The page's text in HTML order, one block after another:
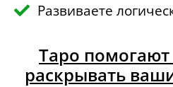
Развиваете
Таро помогают
раскрывать